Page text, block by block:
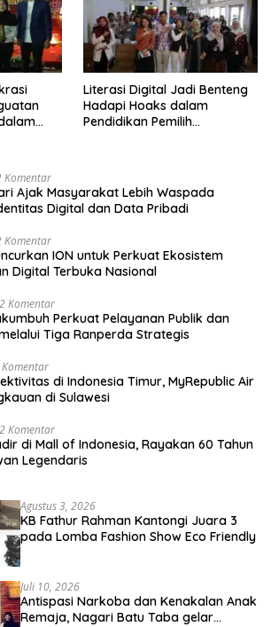
Literasi Digital Jadi Benteng
Hadapi Hoaks dalam
Pendidikan Pemilih
Komentar
Ajak Masyarakat Lebih Waspada
Digital dan Data Pribadi
Komentar
ION untuk Perkuat Ekosistem
Digital Terbuka Nasional
2 Komentar
Perkuat Pelayanan Publik dan
Tiga Ranperda Strategis
di Indonesia Timur, MyRepublic Air
di Sulawesi
2 Komentar
di Mall of Indonesia, Rayakan 60 Tahun
Legendaris
Agustus 3, 2026
KB Fathur Rahman Kantongi Juara 3
pada Lomba Fashion Show Eco Friendly
Juli 10, 2026
Antispasi Narkoba dan Kenakalan Anak
Remaja, Nagari Batu Taba gelar